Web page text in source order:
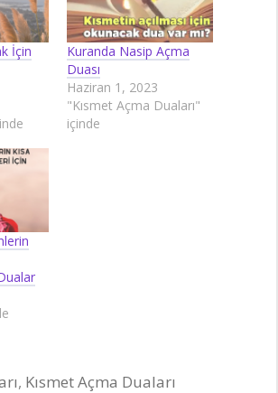
İçin
Kuranda Nasip Açma
Duası
Haziran 1, 2023
"Kısmet Açma Duaları"
içinde
, Kısmet Açma Duaları